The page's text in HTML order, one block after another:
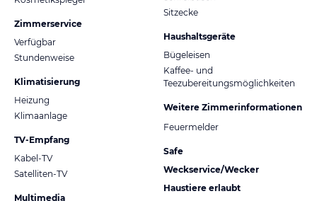
Zimmerservice
Verfügbar
Stundenweise
Klimatisierung
Heizung
Klimaanlage
TV-Empfang
Kabel-TV
Satelliten-TV
Multimedia
Sitzecke
Haushaltsgeräte
Bügeleisen
Kaffee- und
Teezubereitungsmöglichkeiten
Weitere Zimmerinformationen
Feuermelder
Safe
Weckservice/Wecker
Haustiere erlaubt